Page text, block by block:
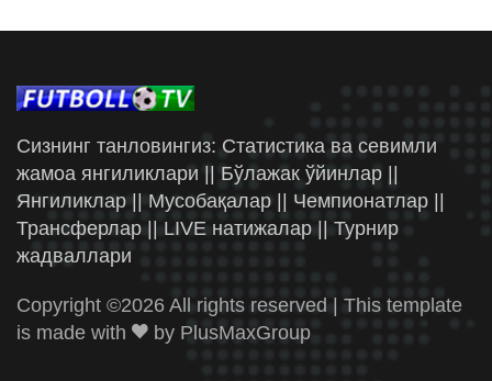
Сизнинг танловингиз: Статистика ва севимли
жамоа янгиликлари || Бўлажак ўйинлар ||
Янгиликлар || Мусобақалар || Чемпионатлар ||
Трансферлар || LIVE натижалар || Турнир
жадваллари
Copyright ©2026 All rights reserved | This template
is made with
by PlusMaxGroup